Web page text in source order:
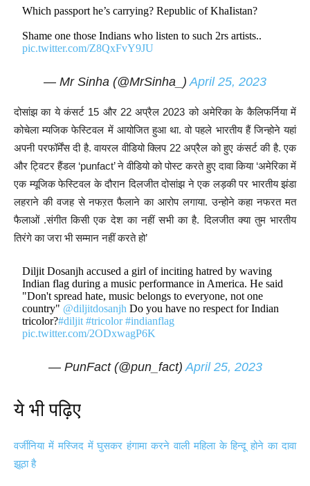
Which passport he’s carrying? Republic of KhaIistan?
Shame one those Indians who listen to such 2rs artists..
pic.twitter.com/Z8QxFvY9JU
— Mr Sinha (@MrSinha_)April 25, 2023
दोसांझ का ये कंसर्ट 15 और 22 अप्रैल 2023 को अमेरिका के कैलिफर्निया में
कोचेला म्यजिक फेस्टिवल में आयोजित हुआ था. वो पहले भारतीय हैं जिन्होने यहां
अपनी परफॉर्मेंस दी है. वायरल वीडियो क्लिप 22 अप्रैल को हुए कंसर्ट की है. एक
और ट्विटर हैंडल ‘punfact’ ने वीडियो को पोस्ट करते हुए दावा किया ‘अमेरिका में
एक म्यूजिक फेस्टिवल के दौरान दिलजीत दोसांझ ने एक लड़की पर भारतीय झंडा
लहराने की वजह से नफऱत फैलाने का आरोप लगाया. उन्होने कहा नफरत मत
फैलाओं .संगीत किसी एक देश का नहीं सभी का है. दिलजीत क्या तुम भारतीय
तिरंगे का जरा भी सम्मान नहीं करते हो’
Diljit Dosanjh accused a girl of inciting hatred by waving
Indian flag during a music performance in America. He said
"Don't spread hate, music belongs to everyone, not one
country" @diljitdosanjh Do you have no respect for Indian
tricolor?#diljit #tricolor #indianflag
pic.twitter.com/2ODxwagP6K
— PunFact (@pun_fact)April 25, 2023
ये भी पढ़िए
वर्जीनिया में मस्जिद में घुसकर हंगामा करने वाली महिला के हिन्दू होने का दावा
झूठा है